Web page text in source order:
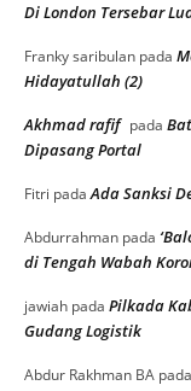
Di London Tersebar
Franky saribulan pada
Hidayatullah (2)
Akhmad rafif pada
Dipasang Portal
Fitri padaAda Sanksi
Abdurrahman pada
di Tengah Wabah
jawiah pada Pilkada
Gudang Logistik
Abdur Rakhman BA pada